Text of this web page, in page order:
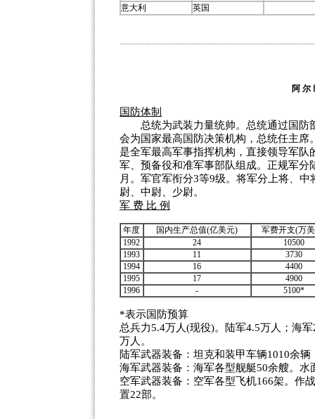
意大利 英国
阿
国防体制
总统为武装力量统帅。总统通过国防
会为国家最高国防决策机构，总统任主
是全军最高军事指挥机构，直接领导军
军、预备役和准军事部队组成。正规军
月。军官军衔分3等9级。将军分上将、
尉、中尉、少尉。
军 费 比 例
年度 国内生产总值(亿美元)
军费开支(万
1992
24
10500
1993
11
3730
1994
16
4400
1995
17
4900
1996
- 5100*
*表示国防预算
总兵力5.4万人(现役)。陆军4.5万人；海
万人。
陆军武器装备：坦克和装甲车辆1010余辆
海军武器装备：海军各型舰艇50余艘。
空军武器装备：空军各型飞机166架。作
置22部。